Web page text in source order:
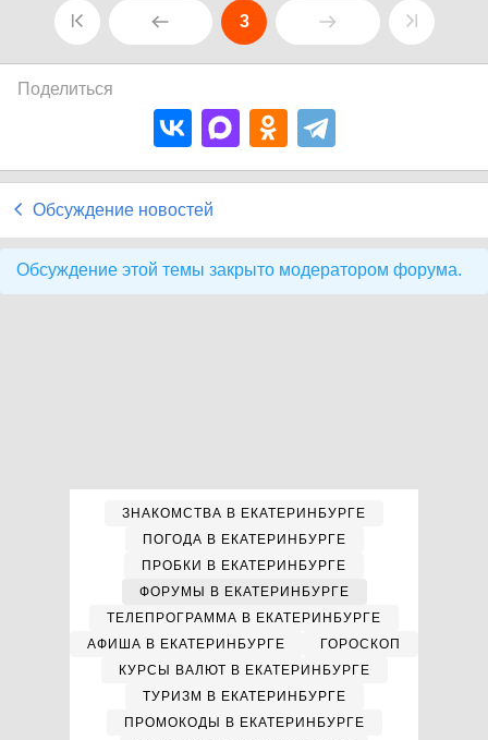
3
Поделиться
Обсуждение новостей
Обсуждение этой темы закрыто модератором форума.
ЗНАКОМСТВА В ЕКАТЕРИНБУРГЕ
ПОГОДА В ЕКАТЕРИНБУРГЕ
ПРОБКИ В ЕКАТЕРИНБУРГЕ
ФОРУМЫ В ЕКАТЕРИНБУРГЕ
ТЕЛЕПРОГРАММА В ЕКАТЕРИНБУРГЕ
АФИША В ЕКАТЕРИНБУРГЕ
ГОРОСКОП
КУРСЫ ВАЛЮТ В ЕКАТЕРИНБУРГЕ
ТУРИЗМ В ЕКАТЕРИНБУРГЕ
ПРОМОКОДЫ В ЕКАТЕРИНБУРГЕ